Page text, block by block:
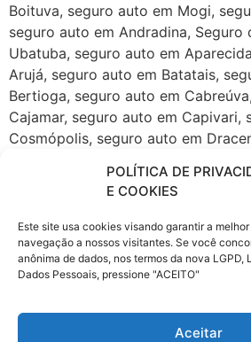
POLÍTICA DE
E COOKIES
Este site usa cookies visando garantir a
navegação a nossos visitantes. Se você
anônima de dados, nos termos da nova LGPD,
Dados Pessoais, pressione "ACEITO"
Aceitar
Boituva, seguro auto em Mogi,
seguro auto em Andradina, Seguro
Ubatuba, seguro auto em
Arujá, seguro auto em Batatais,
Bertioga, seguro auto em
Cajamar, seguro auto em Capivari,
Cosmópolis, seguro auto em
Guararema, seguro auto em Ibiúna,
Ibitinga, seguro auto em Ilhabela,
Itupeva, seguro auto em
Jaguariúna, seguro auto em Itu,
seguro auto em Lins, seguro auto
auto em Pirassununga, seguro auto
seguro auto em Vinhedo.
leste de São Paulo, Corretora de